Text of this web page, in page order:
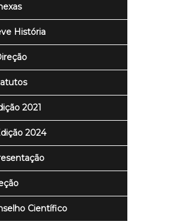
História
2021
2024
Científico